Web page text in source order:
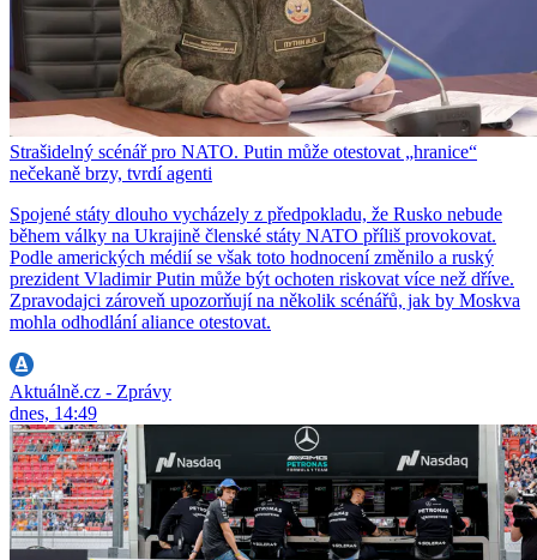
Strašidelný scénář pro NATO. Putin může otestovat „hranice“
nečekaně brzy, tvrdí agenti
Spojené státy dlouho vycházely z předpokladu, že Rusko nebude
během války na Ukrajině členské státy NATO příliš provokovat.
Podle amerických médií se však toto hodnocení změnilo a ruský
prezident Vladimir Putin může být ochoten riskovat více než dříve.
Zpravodajci zároveň upozorňují na několik scénářů, jak by Moskva
mohla odhodlání aliance otestovat.
Aktuálně.cz - Zprávy
dnes, 14:49